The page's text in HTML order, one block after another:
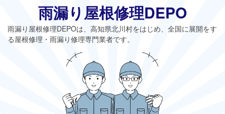
雨漏り屋根修理DEPO
雨漏り屋根修理DEPOは、高知県北川村をはじめ、全国に展開をす
る屋根修理・雨漏り修理専門業者です。